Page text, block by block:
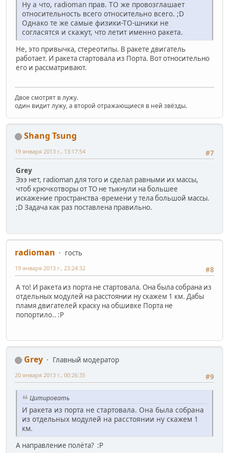
Ну а что, radioman прав. ТО же провозглашает
относительность всего относительно всего. ;D
Однако те же самые физики-ТО-шники не
согласятся и скажут, что летит именно ракета.
Не, это привычка, стереотипы. В ракете двигатель
работает. И ракета стартовала из Порта. Вот относительно
его и рассматривают.
Двое смотрят в лужу.
один видит лужу, а второй отражающиеся в ней звёзды.
Shang Tsung
#7
19 января 2013 г., 13:17:54
Grey
Эээ нет, radioman для того и сделал равными их массы,
чтоб крючкотворы от ТО не тыкнули на большее
искажение пространства -времени у тела большой массы.
;D Задача как раз поставлена правильно.
radioman
гость
#8
19 января 2013 г., 23:24:32
А то! И ракета из порта не стартовала. Она была собрана из
отдельных модулей на расстоянии ну скажем 1 км. Дабы
пламя двигателей краску на обшивке Порта не
попортило.. :P
Grey
Главный модератор
#9
20 января 2013 г., 00:26:35
Цитировать
И ракета из порта не стартовала. Она была собрана
из отдельных модулей на расстоянии ну скажем 1
км.
А направление полёта? :P